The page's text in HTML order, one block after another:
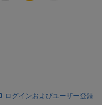
ログインおよびユーザー登録